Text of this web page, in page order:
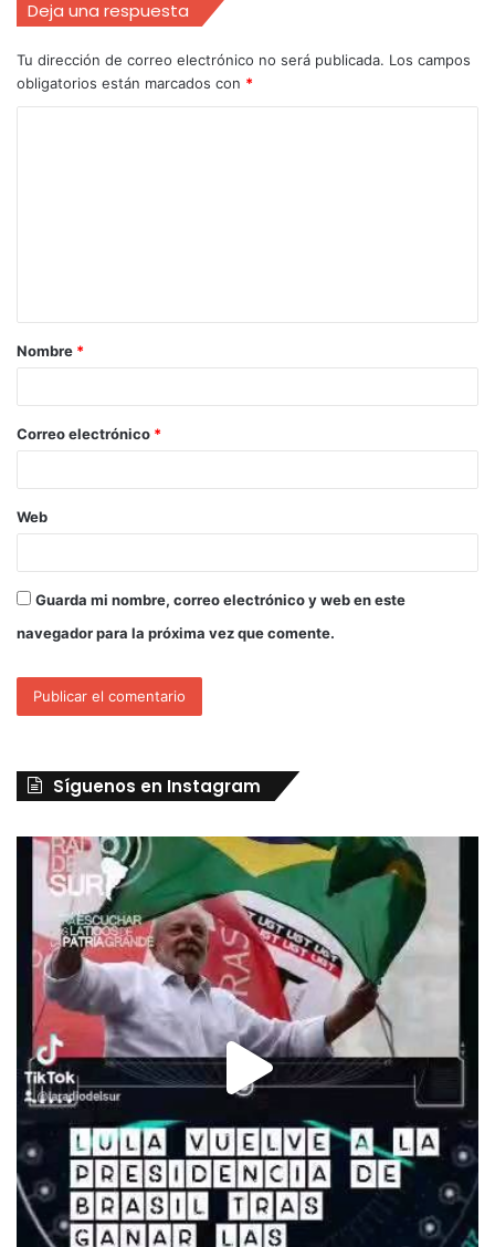
Deja una respuesta
Tu dirección de correo electrónico no será publicada. Los campos
obligatorios están marcados con *
Nombre *
Correo electrónico *
Web
Guarda mi nombre, correo electrónico y web en este
navegador para la próxima vez que comente.
Síguenos en Instagram